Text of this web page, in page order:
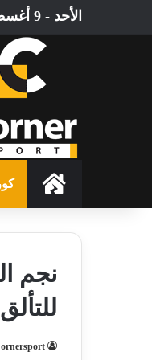
الأحد - 9 أغسطس - 2026 / 10:32 صباحًا
الرئيسية
نجم